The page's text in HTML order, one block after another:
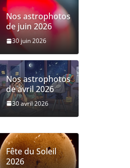
Nos astrophotos
de juin 2026
30 juin 2026
Nos astrophotos
de avril 2026
30 avril 2026
Fête du Soleil
2026